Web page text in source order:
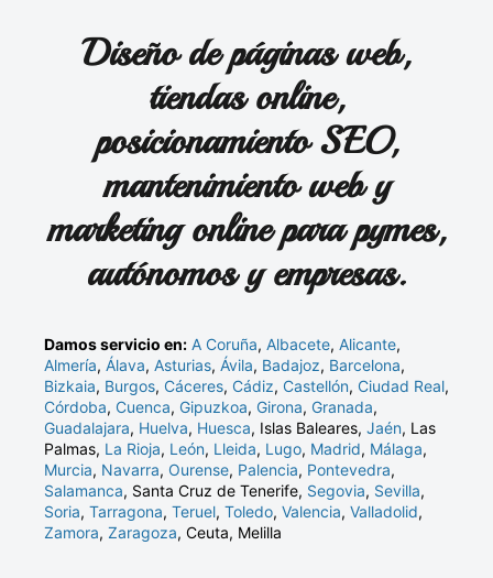
Diseño de páginas web,
tiendas online,
posicionamiento SEO,
mantenimiento web y
marketing online para pymes,
autónomos y empresas.
Damos servicio en: A Coruña, Albacete, Alicante,
Almería, Álava, Asturias, Ávila, Badajoz, Barcelona,
Bizkaia, Burgos, Cáceres, Cádiz, Castellón, Ciudad Real,
Córdoba, Cuenca, Gipuzkoa, Girona, Granada,
Guadalajara, Huelva, Huesca, Islas Baleares, Jaén, Las
Palmas, La Rioja, León, Lleida, Lugo, Madrid, Málaga,
Murcia, Navarra, Ourense, Palencia, Pontevedra,
Salamanca, Santa Cruz de Tenerife, Segovia, Sevilla,
Soria, Tarragona, Teruel, Toledo, Valencia, Valladolid,
Zamora, Zaragoza, Ceuta, Melilla